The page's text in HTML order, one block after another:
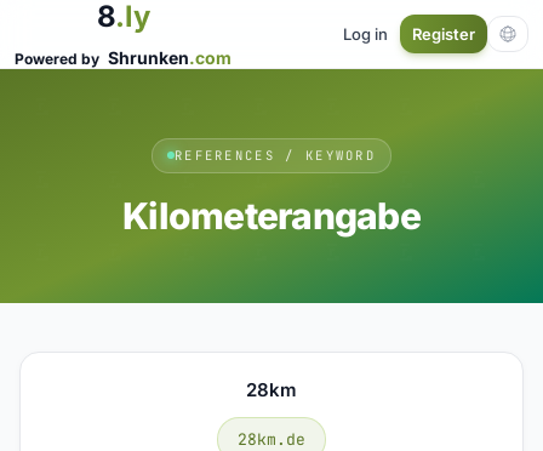
8.ly
Powered by Shrunken.com
Log in Register
REFERENCES / KEYWORD
Kilometerangabe
28km
28km.de